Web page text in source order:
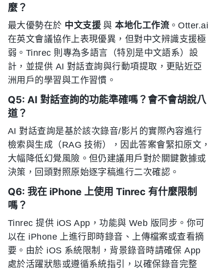
麼？
最大優勢在於 中文支援與本地化工作流 。Otter.ai
在英文會議協作上表現優異，但對中文辨識支援極
弱。Tinrec 則專為多語言（特別是中文語系）設
計，並提供 AI 對話查詢與行動項提取，更貼近亞
洲用戶的學習與工作習慣。
Q5: AI 對話查詢的功能準確嗎？會不會胡說八
道？
AI 對話查詢是基於該次錄音/影片的實際內容進行
檢索與生成（RAG 技術），因此答案會緊扣原文，
大幅降低幻覺風險。但仍建議用戶對於關鍵數據或
決策，回頭對照原始逐字稿進行二次確認。
Q6: 我在 iPhone 上使用 Tinrec 有什麼限制
嗎？
Tinrec 提供 iOS App，功能與 Web 版同步。你可
以在 iPhone 上進行即時錄音、上傳檔案或查看摘
要。由於 iOS 系統限制，背景錄音時請確保 App
處於活躍狀態或遵循系統指引，以確保錄音完整